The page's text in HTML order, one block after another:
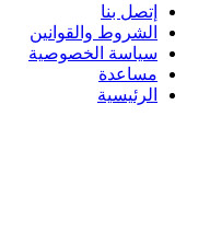
إتصل بنا
الشروط والقوانين
سياسة الخصوصية
مساعدة
الرئيسية